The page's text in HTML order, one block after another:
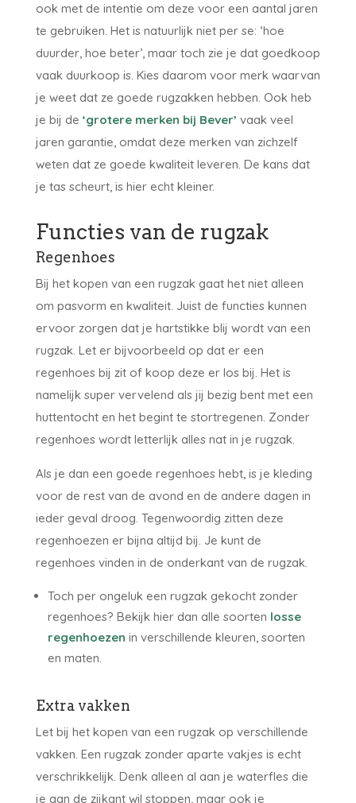
ook met de intentie om deze voor een aantal jaren
te gebruiken. Het is natuurlijk niet per se: ‘hoe
duurder, hoe beter’, maar toch zie je dat goedkoop
vaak duurkoop is. Kies daarom voor merk waarvan
je weet dat ze goede rugzakken hebben. Ook heb
je bij de ‘grotere merken bij Bever’ vaak veel
jaren garantie, omdat deze merken van zichzelf
weten dat ze goede kwaliteit leveren. De kans dat
je tas scheurt, is hier echt kleiner.
Functies van de rugzak
Regenhoes
Bij het kopen van een rugzak gaat het niet alleen
om pasvorm en kwaliteit. Juist de functies kunnen
ervoor zorgen dat je hartstikke blij wordt van een
rugzak. Let er bijvoorbeeld op dat er een
regenhoes bij zit of koop deze er los bij. Het is
namelijk super vervelend als jij bezig bent met een
huttentocht en het begint te stortregenen. Zonder
regenhoes wordt letterlijk alles nat in je rugzak.
Als je dan een goede regenhoes hebt, is je kleding
voor de rest van de avond en de andere dagen in
ieder geval droog. Tegenwoordig zitten deze
regenhoezen er bijna altijd bij. Je kunt de
regenhoes vinden in de onderkant van de rugzak.
Toch per ongeluk een rugzak gekocht zonder
regenhoes? Bekijk hier dan alle soorten losse
regenhoezen in verschillende kleuren, soorten
en maten.
Extra vakken
Let bij het kopen van een rugzak op verschillende
vakken. Een rugzak zonder aparte vakjes is echt
verschrikkelijk. Denk alleen al aan je waterfles die
je aan de zijkant wil stoppen, maar ook je